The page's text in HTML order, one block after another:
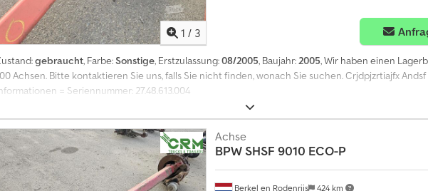
1 / 3
gebraucht, Farbe:Sonstige, Erstzulassung:08/2005, Baujahr:2005, Wir haben einen
Achsen. Bitte kontaktieren Sie uns, falls Sie nicht finden, wonach Sie suchen. Crjdpjzrtiajfx
= Seriennummer: 27.48.613.004
Berkel en Rodenrijs 424 km
Achse
BPW SHSF 9010 ECO-P